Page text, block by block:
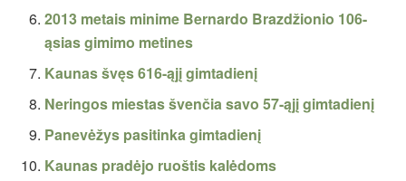
2013 metais minime Bernardo Brazdžionio 106-
ąsias gimimo metines
Kaunas švęs 616-ąjį gimtadienį
Neringos miestas švenčia savo 57-ąjį gimtadienį
Panevėžys pasitinka gimtadienį
Kaunas pradėjo ruoštis kalėdoms